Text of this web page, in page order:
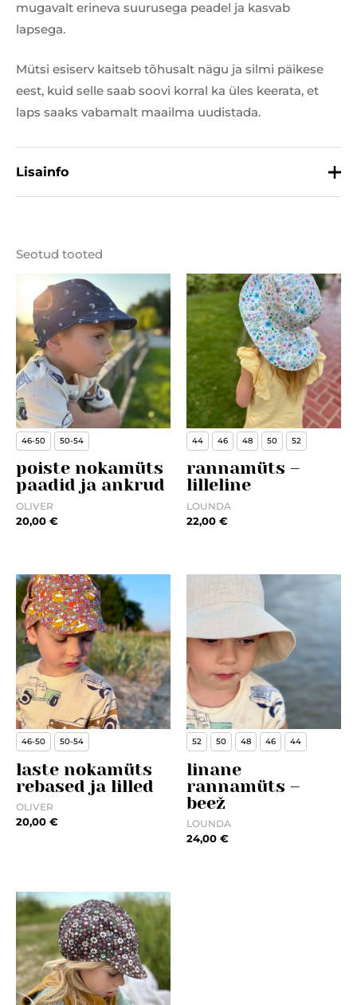
mugavalt erineva suurusega peadel ja kasvab
lapsega.
Mütsi esiserv kaitseb tõhusalt nägu ja silmi päikese
eest, kuid selle saab soovi korral ka üles keerata, et
laps saaks vabamalt maailma uudistada.
Lisainfo
Materjal
Seotud tooted
46-50 50-54
poiste nokamüts
paadid ja ankrud
OLIVER
20,00 €
44 46 48 50 52
rannamüts –
lilleline
LOUNDA
22,00 €
46-50 50-54
laste nokamüts
rebased ja lilled
OLIVER
20,00 €
52 50 48 46 44
linane
rannamüts –
beež
LOUNDA
24,00 €